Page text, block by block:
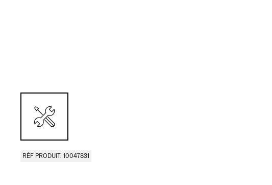
RÉF PRODUIT: 10047831